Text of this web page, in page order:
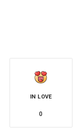
IN LOVE
0